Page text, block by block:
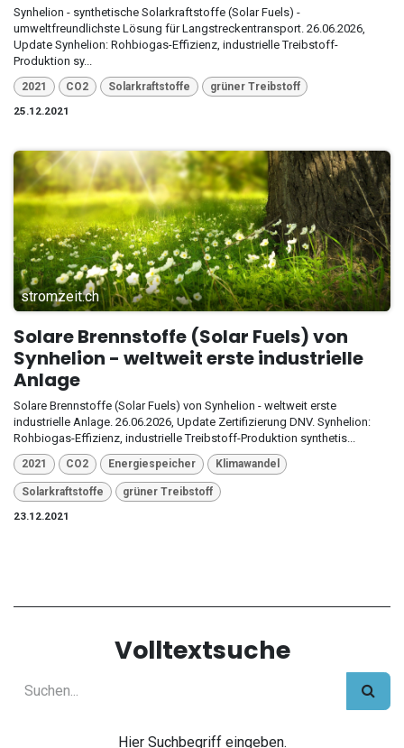
Synhelion - synthetische Solarkraftstoffe (Solar Fuels) -
umweltfreundlichste Lösung für Langstreckentransport. 26.06.2026,
Update Synhelion: Rohbiogas-Effizienz, industrielle Treibstoff-
Produktion sy...
2021 CO2 Solarkraftstoffe
grüner Treibstoff
25.12.2021
stromzeit.ch
Solare Brennstoffe (Solar Fuels) von
Synhelion - weltweit erste industrielle
Anlage
Solare Brennstoffe (Solar Fuels) von Synhelion - weltweit erste
industrielle Anlage. 26.06.2026, Update Zertifizierung DNV. Synhelion:
Rohbiogas-Effizienz, industrielle Treibstoff-Produktion synthetis...
2021 CO2 Energiespeicher Klimawandel
Solarkraftstoffe
grüner Treibstoff
23.12.2021
Volltextsuche
Hier Suchbegriff eingeben.